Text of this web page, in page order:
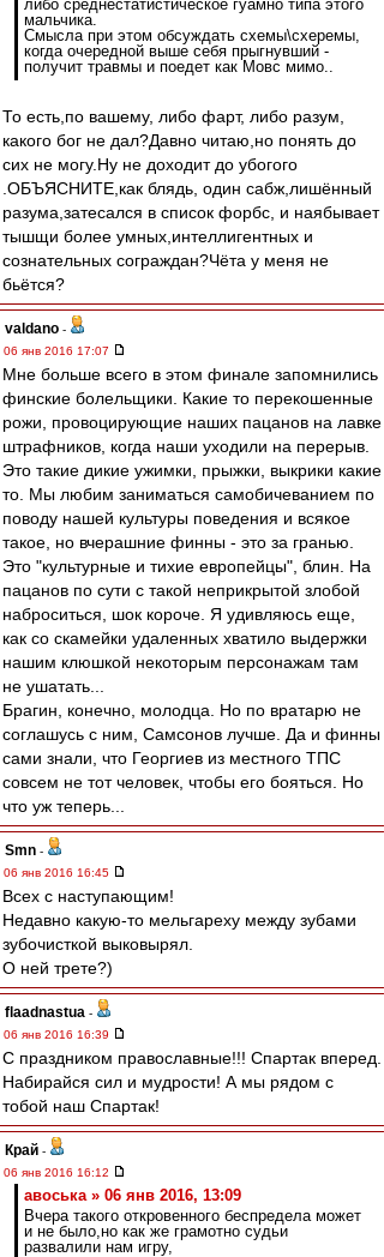
либо среднестатистическое гуамно типа этого
мальчика.
Смысла при этом обсуждать схемы\схеремы,
когда очередной выше себя прыгнувший -
получит травмы и поедет как Мовс мимо..
То есть,по вашему, либо фарт, либо разум,
какого бог не дал?Давно читаю,но понять до
сих не могу.Ну не доходит до убогого
.ОБЪЯСНИТЕ,как блядь, один сабж,лишённый
разума,затесался в список форбс, и наябывает
тышщи более умных,интеллигентных и
сознательных сограждан?Чёта у меня не
бьётся?
valdano -
06 янв 2016 17:07
Мне больше всего в этом финале запомнились
финские болельщики. Какие то перекошенные
рожи, провоцирующие наших пацанов на лавке
штрафников, когда наши уходили на перерыв.
Это такие дикие ужимки, прыжки, выкрики какие
то. Мы любим заниматься самобичеванием по
поводу нашей культуры поведения и всякое
такое, но вчерашние финны - это за гранью.
Это "культурные и тихие европейцы", блин. На
пацанов по сути с такой неприкрытой злобой
наброситься, шок короче. Я удивляюсь еще,
как со скамейки удаленных хватило выдержки
нашим клюшкой некоторым персонажам там
не ушатать...
Брагин, конечно, молодца. Но по вратарю не
соглашусь с ним, Самсонов лучше. Да и финны
сами знали, что Георгиев из местного ТПС
совсем не тот человек, чтобы его бояться. Но
что уж теперь...
Smn -
06 янв 2016 16:45
Всех с наступающим!
Недавно какую-то мельгареху между зубами
зубочисткой выковырял.
О ней трете?)
flaadnastua -
06 янв 2016 16:39
С праздником православные!!! Спартак вперед.
Набирайся сил и мудрости! А мы рядом с
тобой наш Спартак!
Край -
06 янв 2016 16:12
авоська » 06 янв 2016, 13:09
Вчера такого откровенного беспредела может
и не было,но как же грамотно судьи
развалили нам игру,